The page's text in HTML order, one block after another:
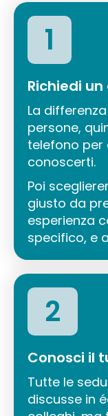
1
Richiedi
La
persone,
telefono per
conoscerti.
Poi
giusto da
esperienza
specifico, e
2
Conosci il
Tutte le
discusse in